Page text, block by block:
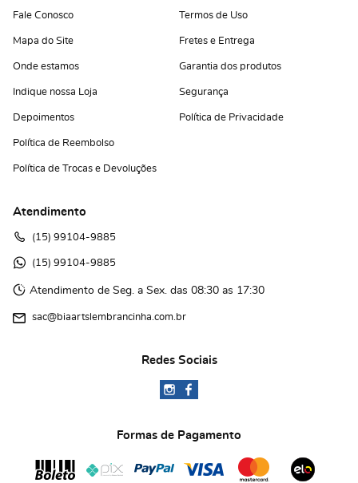
Fale Conosco
Mapa do Site
Onde estamos
Indique nossa Loja
Depoimentos
Política de Reembolso
Política de Trocas e Devoluções
Termos de Uso
Fretes e Entrega
Garantia dos produtos
Segurança
Política de Privacidade
Atendimento
(15) 99104-9885
(15) 99104-9885
Atendimento de Seg. a Sex. das 08:30 as 17:30
sac@biaartslembrancinha.com.br
Redes Sociais
Formas de Pagamento